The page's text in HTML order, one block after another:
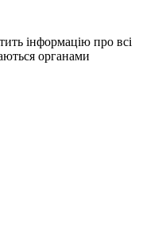
інформацію про всі
органами